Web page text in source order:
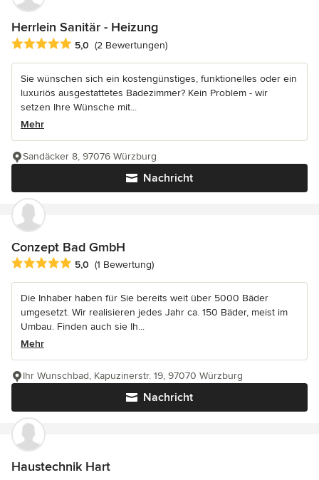
Herrlein Sanitär - Heizung
Durchschnittliche Bewertung: 5 von 5 Sternen
5,0 (2 Bewertungen)
Sie wünschen sich ein kostengünstiges, funktionelles oder ein
luxuriös ausgestattetes Badezimmer? Kein Problem - wir
setzen Ihre Wünsche mit...
Mehr
Nachricht
Sandäcker 8, 97076 Würzburg
Conzept Bad GmbH
Durchschnittliche Bewertung: 5 von 5 Sternen
5,0 (1 Bewertung)
Die Inhaber haben für Sie bereits weit über 5000 Bäder
umgesetzt. Wir realisieren jedes Jahr ca. 150 Bäder, meist im
Umbau. Finden auch sie Ih...
Mehr
Nachricht
Ihr Wunschbad, Kapuzinerstr. 19, 97070 Würzburg
Haustechnik Hart